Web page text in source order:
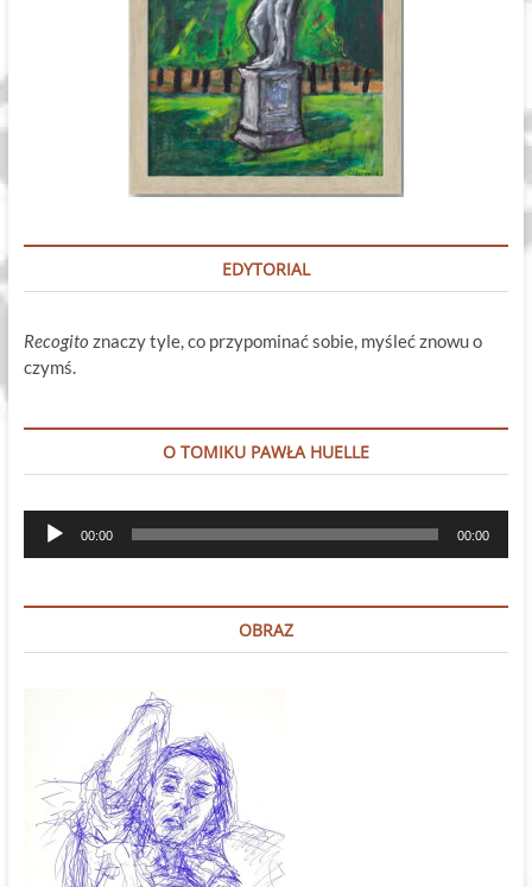
EDYTORIAL
Recogito znaczy tyle, co przypominać sobie, myśleć znowu o
czymś.
O TOMIKU PAWŁA HUELLE
Odtwarzacz
plików
00:00 00:00
OBRAZ